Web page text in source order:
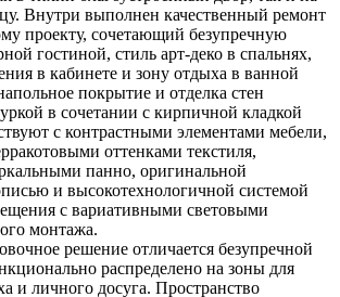
Внутри выполнен качественный ремонт
проекту, сочетающий безупречную
гостиной, стиль арт-деко в спальнях,
в кабинете и зону отдыха в ванной
покрытие и отделка стен
в сочетании с кирпичной кладкой
с контрастными элементами мебели,
оттенками текстиля,
панно, оригинальной
и высокотехнологичной системой
с вариативными световыми
монтажа.
решение отличается безупречной
распределено на зоны для
и личного досуга. Пространство